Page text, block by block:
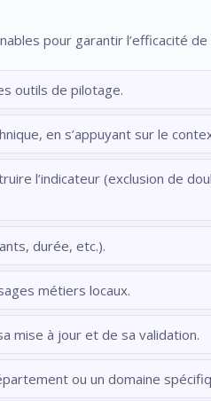
pour garantir l’efficacité de
outils de pilotage.
en s’appuyant sur le
l’indicateur (exclusion de
durée, etc.).
métiers locaux.
mise à jour et de sa validation.
ou un domaine